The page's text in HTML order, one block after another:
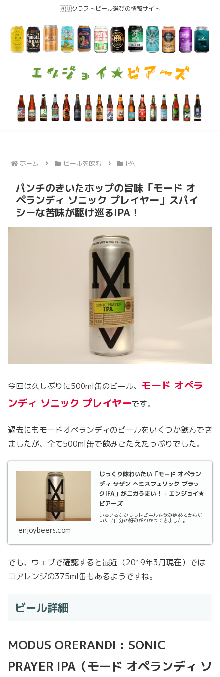
🇦🇺クラフトビール選びの情報サイト
ホーム ビールを飲む IPA
パンチのきいたホップの旨味「モード オ
ペランディ ソニック プレイヤー」スパイ
シーな苦味が駆け巡るIPA！
今回は久しぶりに500ml缶のビール、 モード オペラ
ンディ ソニック プレイヤーです。
過去にもモードオペランディのビールをいくつか飲んでき
ましたが、全て500ml缶で飲みごたえたっぷりでした。
じっくり味わいたい「モード オペラン
ディ サザン へミスフェリック ブラッ
クIPA」がニガうまい！ - エンジョイ★
ビアーズ
いろいろなクラフトビールを飲み始めてからだ
いたい自分の好みがわかってきました。
enjoybeers.com
でも、ウェブで確認すると最近（2019年3月現在）では
コアレンジの375ml缶もあるようですね。
ビール詳細
MODUS ORERANDI : SONIC
PRAYER IPA（モード オペランディ ソ